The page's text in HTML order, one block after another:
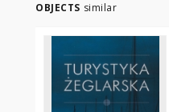
OBJECTS similar